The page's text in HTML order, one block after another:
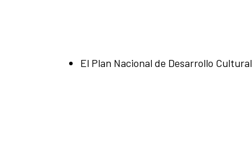
El Plan Nacional de Desarrollo